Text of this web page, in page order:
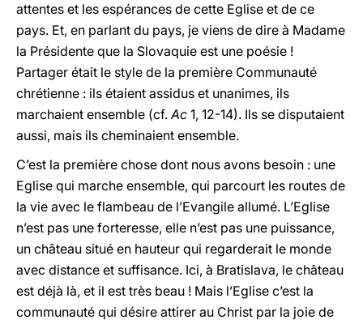
attentes et les espérances de cette Eglise et de ce
pays. Et, en parlant du pays, je viens de dire à Madame
la Présidente que la Slovaquie est une poésie !
Partager était le style de la première Communauté
chrétienne : ils étaient assidus et unanimes, ils
marchaient ensemble (cf.Ac 1, 12-14). Ils se disputaient
aussi, mais ils cheminaient ensemble.
C’est la première chose dont nous avons besoin : une
Eglise qui marche ensemble, qui parcourt les routes de
la vie avec le flambeau de l’Evangile allumé. L’Eglise
n’est pas une forteresse, elle n’est pas une puissance,
un château situé en hauteur qui regarderait le monde
avec distance et suffisance. Ici, à Bratislava, le château
est déjà là, et il est très beau ! Mais l’Eglise c’est la
communauté qui désire attirer au Christ par la joie de